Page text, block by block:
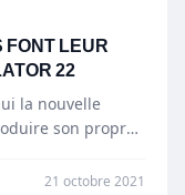
FONT LEUR
22
la nouvelle
son propre
21 octobre 2021